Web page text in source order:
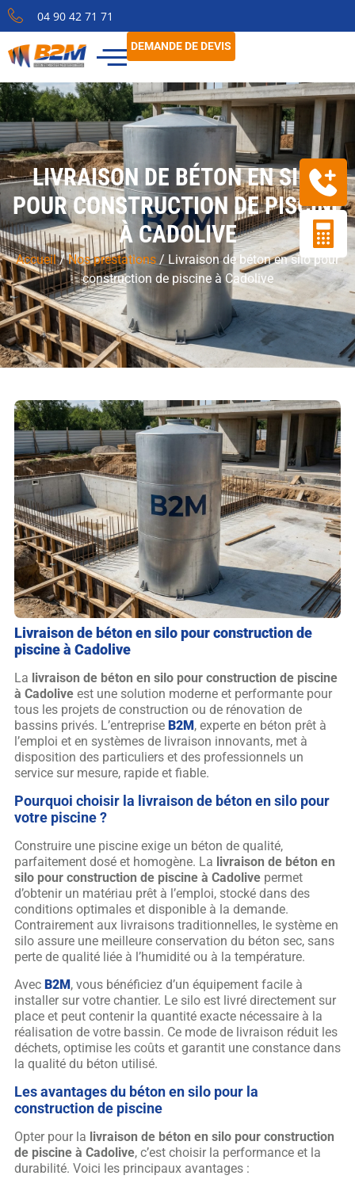
04 90 42 71 71
DEMANDE DE DEVIS
LIVRAISON DE BÉTON EN SILO
POUR CONSTRUCTION DE PISCINE
À CADOLIVE
Accueil/Nos prestations/ Livraison de béton en silo pour
construction de piscine à Cadolive
Livraison de béton en silo pour construction de
piscine à Cadolive
La livraison de béton en silo pour construction de piscine
à Cadoliveest une solution moderne et performante pour
tous les projets de construction ou de rénovation de
bassins privés. L’entreprise B2M, experte en béton prêt à
l’emploi et en systèmes de livraison innovants, met à
disposition des particuliers et des professionnels un
service sur mesure, rapide et fiable.
Pourquoi choisir la livraison de béton en silo pour
votre piscine ?
Construire une piscine exige un béton de qualité,
parfaitement dosé et homogène. La livraison de béton en
silo pour construction de piscine à Cadolivepermet
d’obtenir un matériau prêt à l’emploi, stocké dans des
conditions optimales et disponible à la demande.
Contrairement aux livraisons traditionnelles, le système en
silo assure une meilleure conservation du béton sec, sans
perte de qualité liée à l’humidité ou à la température.
Avec B2M, vous bénéficiez d’un équipement facile à
installer sur votre chantier. Le silo est livré directement sur
place et peut contenir la quantité exacte nécessaire à la
réalisation de votre bassin. Ce mode de livraison réduit les
déchets, optimise les coûts et garantit une constance dans
la qualité du béton utilisé.
Les avantages du béton en silo pour la
construction de piscine
Opter pour la livraison de béton en silo pour construction
de piscine à Cadolive, c’est choisir la performance et la
durabilité. Voici les principaux avantages :